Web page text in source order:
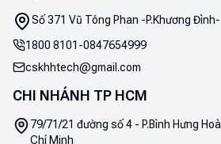
Số 371 Vũ Tông Phan -P.Khương
1800 8101 -0847654999
cskhhtech@gmail.com
CHI NHÁNH TP HCM
79/71/21 đường số 4 - P.Bình Hưng
Chí Minh